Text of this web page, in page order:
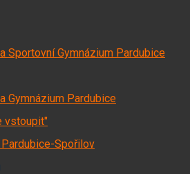
Sportovní Gymnázium Pardubice
Gymnázium Pardubice
vstoupit"
Spořilov